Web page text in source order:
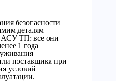
безопасности
деталям
ТП: все они
1 года
поставщика при
условий